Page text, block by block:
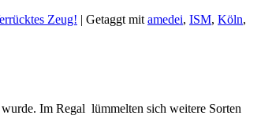
Zeug! | Getaggt mit amedei, ISM, Köln,
Im Regal lümmelten sich weitere Sorten